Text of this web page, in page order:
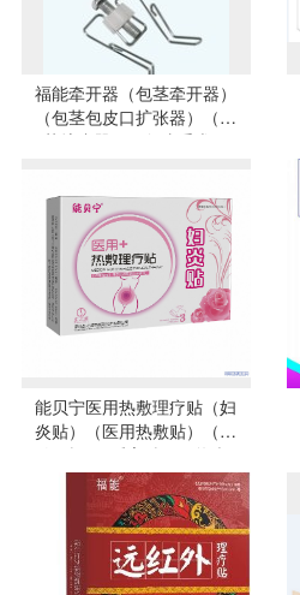
福能牵开器（包茎牵开器）
（包茎包皮口扩张器）（包
茎扩张器）（包皮手术）
能贝宁医用热敷理疗贴（妇
炎贴）（医用热敷贴）（痛
经贴）（暖宫贴）（热疗
贴）